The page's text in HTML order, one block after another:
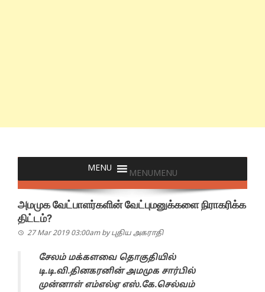
MENUMENU
அமமுக வேட்பாளர்களின் வேட்புமனுக்களை நிராகரிக்க
திட்டம்?
27 Mar 2019 03:00am byபுதிய அகராதி
சேலம் மக்களவை தொகுதியில்
டி.டி.வி.தினகரனின் அமமுக சார்பில்
முன்னாள் எம்எல்ஏ எஸ்.கே.செல்வம்